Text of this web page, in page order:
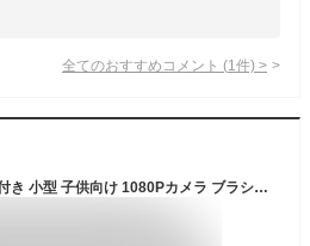
全てのおすすめコメント (1 件) >
Holy Stone ドローン カメラ付き 小型 子供向け 1080Pカメラ ブラシレスモーター 屋外 バッテリー2個 28分飛行時間 折り畳み オプティカルフローモード 軌跡飛行 高度維持 2.4GHz モード1/2自由転換可 誕生日プレゼント 国内認証済み HS280D ホワイト